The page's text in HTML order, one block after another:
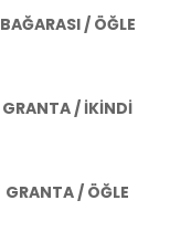
BAĞARASI / ÖĞLE
GRANTA / İKİNDİ
GRANTA / ÖĞLE